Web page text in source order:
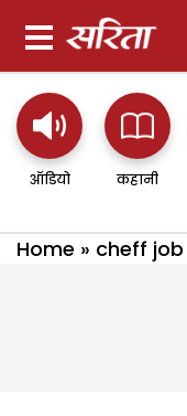
ऑडियो कहानी
Home » cheff job